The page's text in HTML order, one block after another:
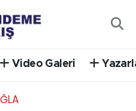
Video Galeri